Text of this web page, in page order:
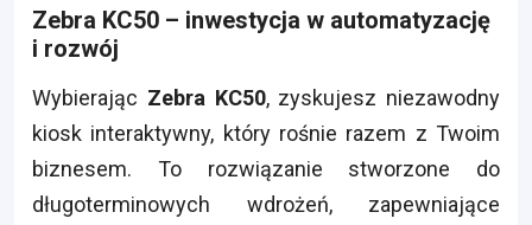
Zebra KC50 – inwestycja w automatyzację
i rozwój
Wybierając Zebra KC50, zyskujesz niezawodny
kiosk interaktywny, który rośnie razem z Twoim
biznesem. To rozwiązanie stworzone do
długoterminowych wdrożeń, zapewniające